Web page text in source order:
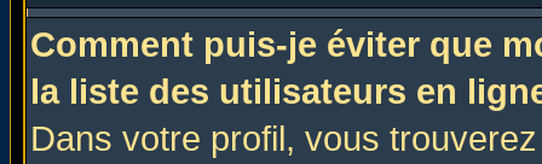
Comment puis-je éviter que
la liste des utilisateurs en
Dans votre profil, vous